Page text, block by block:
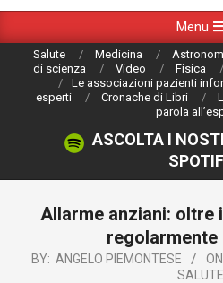
Navigation
Menu
Salute Medicina
di scienza
Video Fisica
Le associazioni pazienti
esperti
Cronache di Libri
parola
ASCOLTA I
Allarme anziani: oltre
BY: ANGELO PIEMONTESE
SALUTE